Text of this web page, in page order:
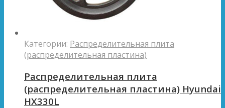
Категории: Распределительная плита
(распределительная пластина)
Распределительная плита
(распределительная пластина) Hyundai
HX330L